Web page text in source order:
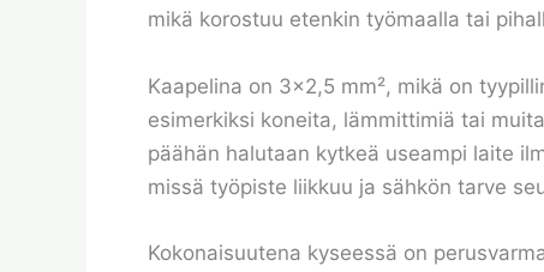
mikä korostuu etenkin työmaalla tai
Kaapelina on 3×2,5 mm², mikä on
esimerkiksi koneita, lämmittimiä tai
päähän halutaan kytkeä useampi laite
missä työpiste liikkuu ja sähkön tarve
Kokonaisuutena kyseessä on